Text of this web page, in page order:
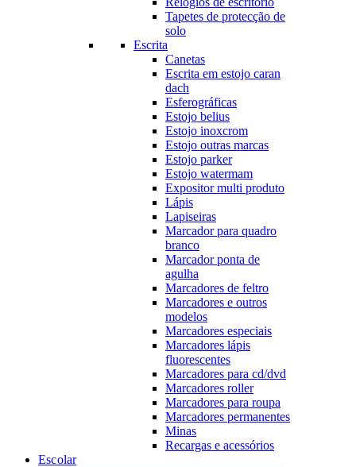
Tapetes de protecção de
solo
Escrita
Canetas
Escrita em estojo caran
dach
Esferográficas
Estojo belius
Estojo inoxcrom
Estojo outras marcas
Estojo parker
Estojo watermam
Expositor multi produto
Lápis
Lapiseiras
Marcador para quadro
branco
Marcador ponta de
agulha
Marcadores de feltro
Marcadores e outros
modelos
Marcadores especiais
Marcadores lápis
fluorescentes
Marcadores para cd/dvd
Marcadores roller
Marcadores para roupa
Marcadores permanentes
Minas
Recargas e acessórios
Escolar